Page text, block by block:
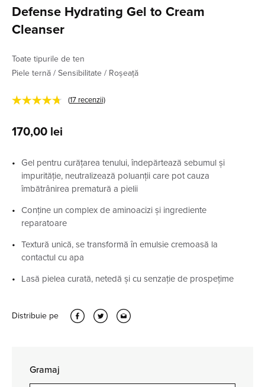
Defense Hydrating Gel to Cream
Cleanser
Toate tipurile de ten
Piele ternă / Sensibilitate / Roșeață
★★★★★ (17 recenzii)
170,00 lei
Gel pentru curățarea tenului, îndepărtează sebumul și
impurităție, neutralizează poluanții care pot cauza
îmbătrânirea prematură a pielii
Conține un complex de aminoacizi și ingrediente
reparatoare
Textură unică, se transformă în emulsie cremoasă la
contactul cu apa
Lasă pielea curată, netedă și cu senzație de prospețime
Distribuie pe
Gramaj